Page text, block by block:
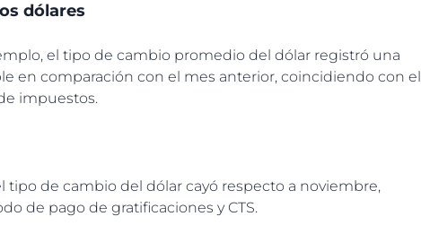
dólares
el tipo de cambio promedio del dólar registró una
en comparación con el mes anterior, coincidiendo con el
impuestos.
tipo de cambio del dólar cayó respecto a noviembre,
de pago de gratificaciones y CTS.